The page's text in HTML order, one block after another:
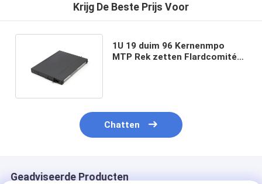
Krijg De Beste Prijs Voor
1U 19 duim 96 Kernenmpo
MTP Rek zetten Flardcomité
Chatten
Geadviseerde Producten